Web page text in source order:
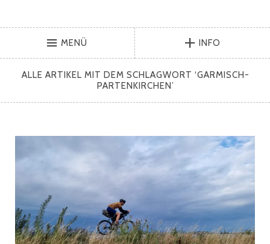
MENÜ INFO
ALLE ARTIKEL MIT DEM SCHLAGWORT ‘GARMISCH-
PARTENKIRCHEN’